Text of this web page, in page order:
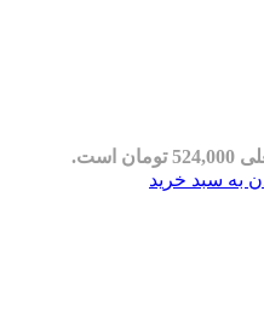
است.
به سبد خرید